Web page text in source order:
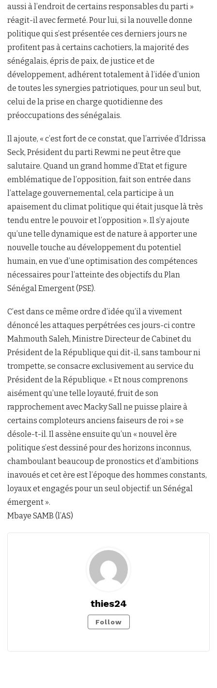
aussi à l’endroit de certains responsables du parti »
réagit-il avec fermeté. Pour lui, si la nouvelle donne
politique qui s’est présentée ces derniers jours ne
profitent pas à certains cachotiers, la majorité des
sénégalais, épris de paix, de justice et de
développement, adhérent totalement à l’idée d’union
de toutes les synergies patriotiques, pour un seul but,
celui de la prise en charge quotidienne des
préoccupations des sénégalais.
Il ajoute, « c’est fort de ce constat, que l’arrivée d’Idrissa
Seck, Président du parti Rewmi ne peut être que
salutaire. Quand un grand homme d’Etat et figure
emblématique de l’opposition, fait son entrée dans
l’attelage gouvernemental, cela participe à un
apaisement du climat politique qui était jusque là très
tendu entre le pouvoir et l’opposition ». Il s’y ajoute
qu’une telle dynamique est de nature à apporter une
nouvelle touche au développement du potentiel
humain, en vue d’une optimisation des compétences
nécessaires pour l’atteinte des objectifs du Plan
Sénégal Emergent (PSE).
C’est dans ce même ordre d’idée qu’il a vivement
dénoncé les attaques perpétrées ces jours-ci contre
Mahmouth Saleh, Ministre Directeur de Cabinet du
Président de la République qui dit-il, sans tambour ni
trompette, se consacre exclusivement au service du
Président de la République. « Et nous comprenons
aisément qu’une telle loyauté, fruit de son
rapprochement avec Macky Sall ne puisse plaire à
certains comploteurs anciens faiseurs de roi » se
désole-t-il. Il assène ensuite qu’un « nouvel ère
politique s’est dessiné pour des horizons inconnus,
chamboulant beaucoup de pronostics et d’ambitions
inavoués et cet ère est l’époque des hommes constants,
loyaux et engagés pour un seul objectif: un Sénégal
émergent ».
Mbaye SAMB (l’AS)
thies24
Follow